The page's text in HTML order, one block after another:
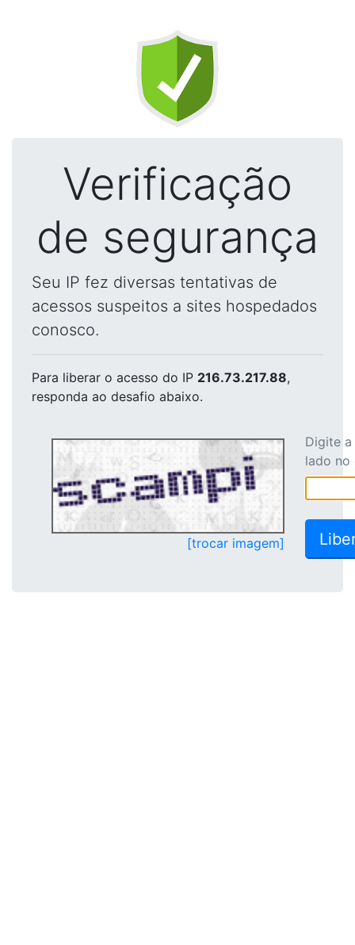
Verificação
de segurança
Seu IP fez diversas tentativas de
acessos suspeitos a sites hospedados
conosco.
Para liberar o acesso do IP 216.73.217.88,
responda ao desafio abaixo.
[trocar imagem]
Digite
lado no